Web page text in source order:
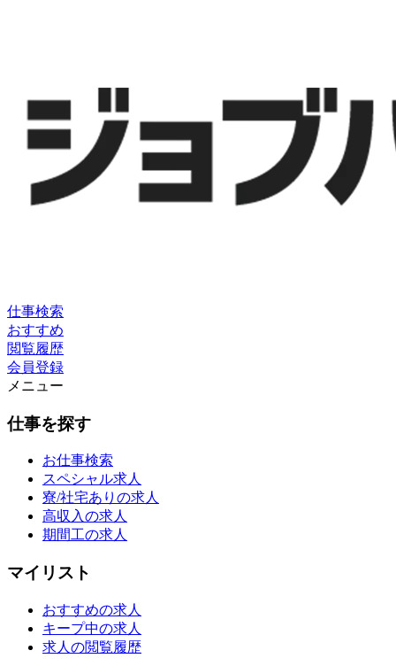
仕事検索
おすすめ
閲覧履歴
会員登録
メニュー
仕事を探す
お仕事検索
スペシャル求人
寮/社宅ありの求人
高収入の求人
期間工の求人
マイリスト
おすすめの求人
キープ中の求人
求人の閲覧履歴